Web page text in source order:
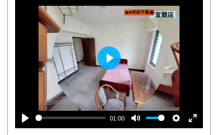
播
01:00
靜
設
全
播
放